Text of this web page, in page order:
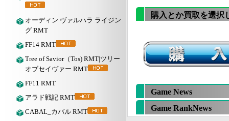
オーディン ヴァルハラ ライジン
グ RMT
FF14 RMT
Tree of Savior（Tos) RMT|ツリー
オブセイヴァー RMT
FF11 RMT
アラド戦記 RMT
CABAL_カバル RMT
購入とか買取を選択
Game News
Game RankNews